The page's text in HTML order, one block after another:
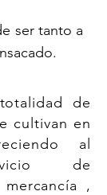
ser tanto a
de
cultivan en
al
de
,